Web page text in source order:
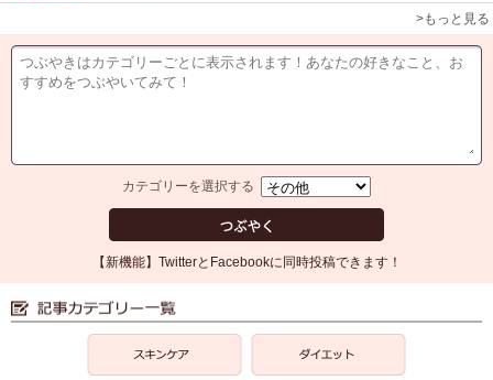
>もっと見る
カテゴリーを選択する
【新機能】TwitterとFacebookに同時投稿できます！